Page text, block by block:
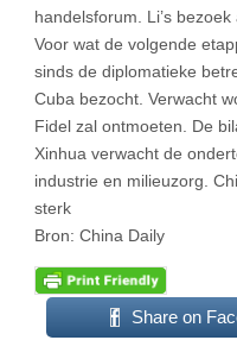
handelsforum. Li’s
Voor wat de volgende
sinds de diplomatieke
Cuba bezocht. Verwacht
Fidel zal ontmoeten. De
Xinhua verwacht de
industrie en milieuzorg.
sterk
Bron: China Daily
Share on